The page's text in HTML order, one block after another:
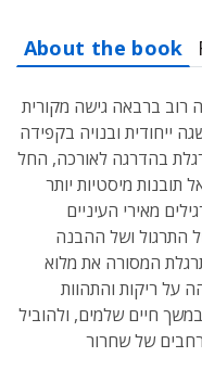
About the book
רוב ברבאה גישה מקורית
ייחודית ובנויה בקפידה
בהדרגה לאורכה, החל
תובנות מיסטיות יותר
מאירי העיניים
התרגול ושל ההבנה
המסורה את מלוא
על ריקות והתהוות
חיים שלמים, ולהוביל